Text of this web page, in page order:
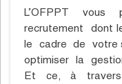
L’OFPPT vous
recrutement dont
le cadre de votre
optimiser la
Et ce, à travers